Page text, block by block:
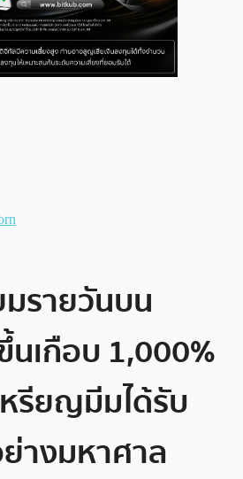
รายวันบน
นเกือบ 1,000%
รียญมีมได้รับ
างมหาศาล